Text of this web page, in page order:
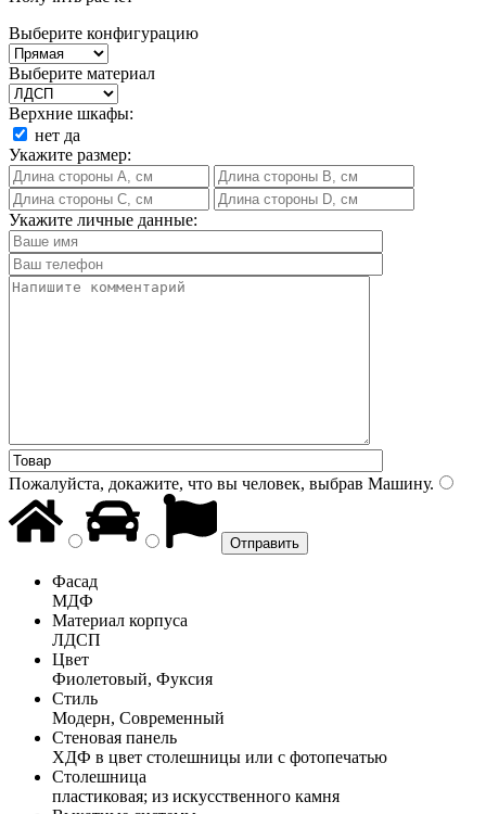
Выберите конфигурацию
Выберите материал
Верхние шкафы:
нет да
Укажите размер:
Укажите личные данные:
Пожалуйста, докажите, что вы человек, выбрав Машину.
Фасад
МДФ
Материал корпуса
ЛДСП
Цвет
Фиолетовый, Фуксия
Стиль
Модерн, Современный
Стеновая панель
ХДФ в цвет столешницы или с фотопечатью
Столешница
пластиковая; из искусственного камня